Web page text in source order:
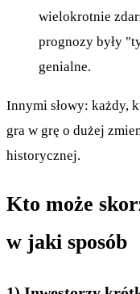
wielokrotnie
prognozy były
genialne.
Innymi słowy: każdy,
gra w grę o dużej
historycznej.
Kto może
w jaki sposób